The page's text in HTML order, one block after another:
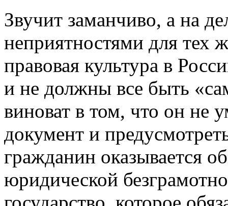
Звучит заманчиво, а на
неприятностями для тех
правовая культура в
и не должны все быть
виноват в том, что он не
документ и
гражданин оказывается
юридической